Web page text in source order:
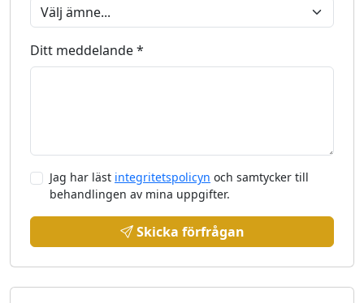
Ditt meddelande *
Jag har läst integritetspolicyn och samtycker till
behandlingen av mina uppgifter.
Skicka förfrågan